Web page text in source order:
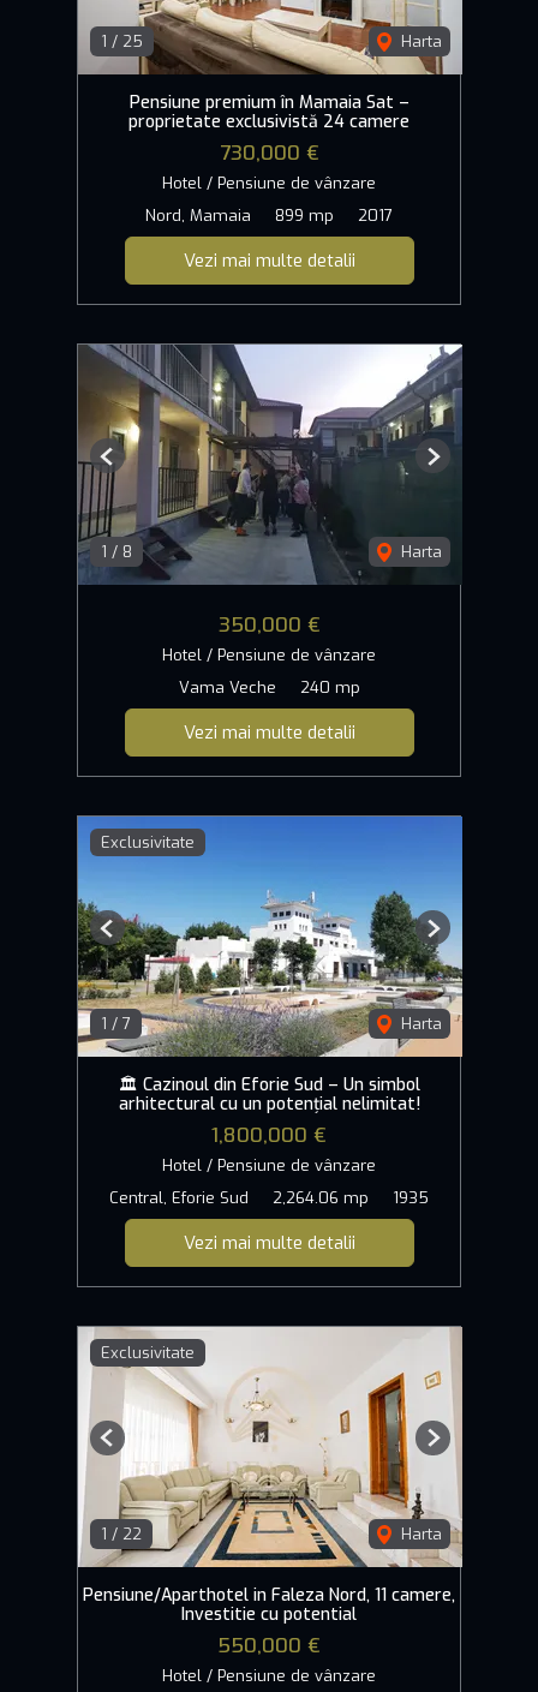
1 / 25 Harta
Pensiune premium în Mamaia Sat –
proprietate exclusivistă 24 camere
730,000 €
Hotel / Pensiune de vânzare
Nord, Mamaia
899 mp 2017
Vezi mai multe detalii
1 / 8 Harta
Previous Next
350,000 €
Hotel / Pensiune de vânzare
Vama Veche
240 mp
Vezi mai multe detalii
Exclusivitate
1 / 7 Harta
Previous Next
🏛️ Cazinoul din Eforie Sud – Un simbol
arhitectural cu un potențial nelimitat!
1,800,000 €
Hotel / Pensiune de vânzare
Central, Eforie Sud
2,264.06 mp 1935
Vezi mai multe detalii
Exclusivitate
1 / 22 Harta
Previous Next
Pensiune/Aparthotel in Faleza Nord, 11 camere,
Investitie cu potential
550,000 €
Hotel / Pensiune de vânzare